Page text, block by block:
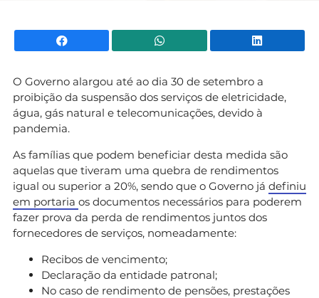
Facebook WhatsApp
O Governo alargou até ao dia 30 de setembro a
proibição da suspensão dos serviços de eletricidade,
água, gás natural e telecomunicações, devido à
pandemia.
As famílias que podem beneficiar desta medida são
aquelas que tiveram uma quebra de rendimentos
igual ou superior a 20%, sendo que o Governo já definiu
em portaria os documentos necessários para poderem
fazer prova da perda de rendimentos juntos dos
fornecedores de serviços, nomeadamente:
Recibos de vencimento;
Declaração da entidade patronal;
No caso de rendimento de pensões, prestações